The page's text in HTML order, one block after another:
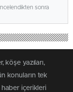
sonra
köşe yazıları,
konuların tek
içerikleri